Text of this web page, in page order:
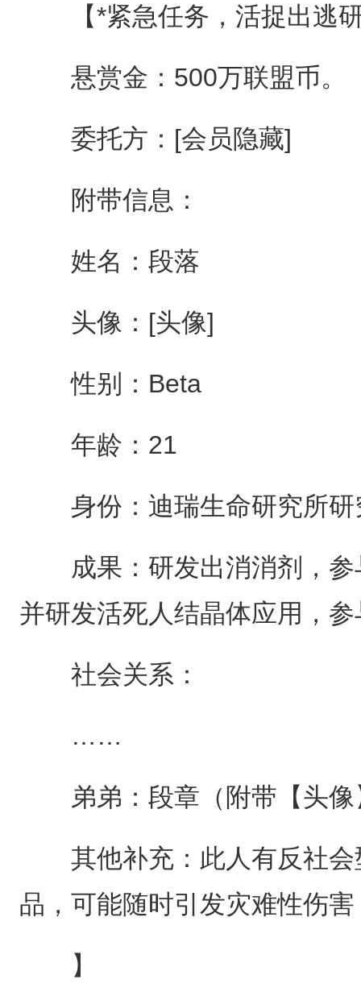
【*紧急任务，活捉出逃研
悬赏金：500万联盟币。
委托方：[会员隐藏]
附带信息：
姓名：段落
头像：[头像]
性别：Beta
年龄：21
身份：迪瑞生命研究所研
成果：研发出消消剂，参
并研发活死人结晶体应用，
社会关系：
……
弟弟：段章（附带【头像
其他补充：此人有反社会
品，可能随时引发灾难性伤
】